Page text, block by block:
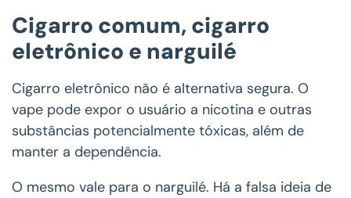
Cigarro comum, cigarro
eletrônico e narguilé
Cigarro eletrônico não é alternativa segura. O
vape pode expor o usuário a nicotina e outras
substâncias potencialmente tóxicas, além de
manter a dependência.
O mesmo vale para o narguilé. Há a falsa ideia de